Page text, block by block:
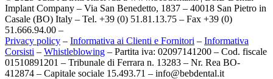
Implant Company – Via San Benedetto, 1837 – 40018 San Pietro in
Casale (BO) Italy – Tel. +39 (0) 51.81.13.75 – Fax +39 (0)
51.666.94.00 –
Privacy policy – Informativa ai Clienti e Fornitori – Informativa
Corsisti – Whistleblowing – Partita iva: 02097141200 – Cod. fiscale
01510891201 – Tribunale di Ferrara n. 13283 – Nr. Rea BO-
412874 – Capitale sociale 15.493.71 – info@bebdental.it